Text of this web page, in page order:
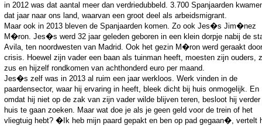
in 2012 was dat aantal meer dan verdriedubbeld. 3.700 Spanjaarden
dat jaar naar ons land, waarvan een groot deel als arbeidsmigrant.
Maar ook in 2013 bleven de Spanjaarden komen. Zo ook Jes�s Jim�nez
M�ron. Jes�s werd 32 jaar geleden geboren in een klein dorpje nabij de
Avila, ten noordwesten van Madrid. Ook het gezin M�ron werd geraakt
crisis. Hoewel zijn vader een baan als tuinman heeft, moesten zijn ouders,
zus en hijzelf rondkomen van achthonderd euro per maand.
Jes�s zelf was in 2013 al ruim een jaar werkloos. Werk vinden in de
paardensector, waar hij ervaring in heeft, bleek dicht bij huis onmogelijk. En
omdat hij niet op de zak van zijn vader wilde blijven teren, besloot hij verder
huis te gaan zoeken. Maar wat doe je als je geen geld voor de trein of het
vliegtuig hebt? �Ik heb mijn paard gepakt en ben op pad gegaan�, vertelt